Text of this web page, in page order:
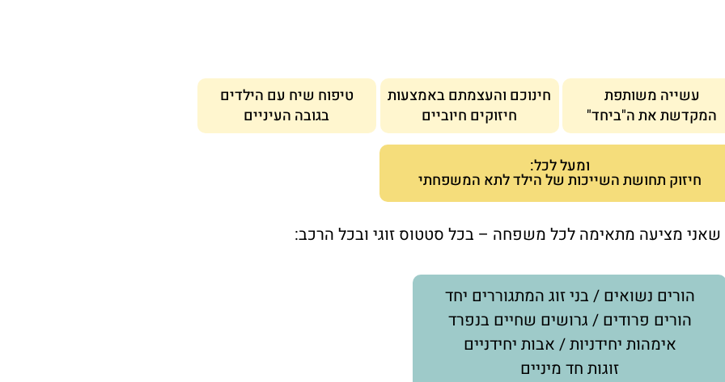
עשייה משותפת
המקדשת את ה"ביחד"
חינוכם והעצמתם באמצעות
חיזוקים חיוביים
טיפוח שיח עם הילדים
בגובה העיניים
ומעל לכל:
חיזוק תחושת השייכות של הילד לתא המשפחתי
מציעה מתאימה לכל משפחה – בכל סטטוס זוגי ובכל הרכב:
הורים נשואים / בני זוג המתגוררים יחד
הורים פרודים / גרושים שחיים בנפרד
אימהות יחידניות / אבות יחידניים
זוגות חד מיניים